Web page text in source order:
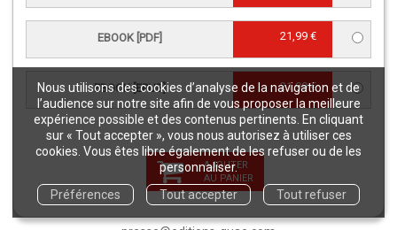
Nous utilisons des cookies d’analyse de la navigation et de
l’audience sur notre site afin de vous proposer la meilleure
expérience possible et des contenus pertinents. En cliquant
sur « Tout accepter », vous nous autorisez à utiliser ces
cookies. Vous êtes libre également de les refuser ou de les
personnaliser.
Préférences
Tout accepter Tout refuser
EBOOK [PDF] 21,99 €
EBOOK [EPUB] 21,99 €
AJOUTER
AU PANIER
CONTACT SERVICE CLIENTS
serviceclients@quae.fr
Éditions Quae - c/o INRAE RD 10 -
78026 Versailles Cedex
Tél : +33 6 33 35 48 40
Du lundi au vendredi
9h - 12h/ 13h30 - 17h
CONTACT JOURNALISTES